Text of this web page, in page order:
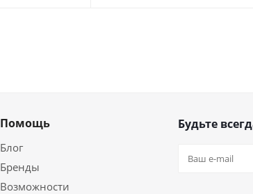
Помощь
Блог
Бренды
Возможности
Будьте